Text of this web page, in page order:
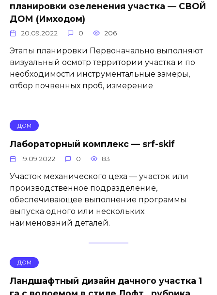
планировки озеленения участка — СВОЙ
ДОМ (Имходом)
20.09.2022 0 206
Этапы планировки Первоначально выполняют
визуальный осмотр территории участка и по
необходимости инструментальные замеры,
отбор почвенных проб, измерение
ДОМ
Лабораторный комплекс — srf-skif
19.09.2022 0 83
Участок механического цеха — участок или
производственное подразделение,
обеспечивающее выполнение программы
выпуска одного или нескольких
наименований деталей.
ДОМ
Ландшафтный дизайн дачного участка 1